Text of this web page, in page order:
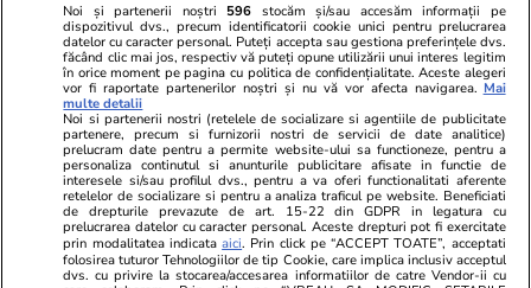
ZiaruldeIasi.ro
Compania care va începe
construirea unui parc fotovoltaic
uriaș la marginea Iașului a învârtit
anul trecut 160 de milioane de
euro. Cine este fondatorul
Fanatik.ro
Cum se
actriță din
marocan
de la divorț:
soție”
Noi și partenerii noștri 596 stocăm și/sau accesăm informații pe
dispozitivul dvs., precum identificatorii cookie unici pentru prelucrarea
datelor cu caracter personal. Puteți accepta sau gestiona preferințele dvs.
făcând clic mai jos, respectiv vă puteți opune utilizării unui interes legitim
în orice moment pe pagina cu politica de confidențialitate. Aceste alegeri
vor fi raportate partenerilor noștri și nu vă vor afecta navigarea. Mai
multe detalii
Noi si partenerii nostri (retelele de socializare si agentiile de publicitate
partenere, precum si furnizorii nostri de servicii de date analitice)
prelucram date pentru a permite website-ului sa functioneze, pentru a
personaliza continutul si anunturile publicitare afisate in functie de
interesele si/sau profilul dvs., pentru a va oferi functionalitati aferente
retelelor de socializare si pentru a analiza traficul pe website. Beneficiati
de drepturile prevazute de art. 15-22 din GDPR in legatura cu
prelucrarea datelor cu caracter personal. Aceste drepturi pot fi exercitate
prin modalitatea indicataaici. Prin click pe “ACCEPT TOATE”, acceptati
folosirea tuturor Tehnologiilor de tip Cookie, care implica inclusiv acceptul
dvs. cu privire la stocarea/accesarea informatiilor de catre Vendor-ii cu